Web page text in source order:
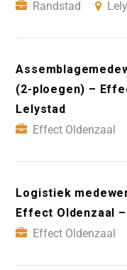
Randstad
(2-ploegen) –
Lelystad
Effect Oldenzaal
Logistiek
Effect Oldenzaal
Effect Oldenzaal